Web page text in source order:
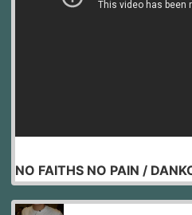
NO FAITHS NO PAIN /